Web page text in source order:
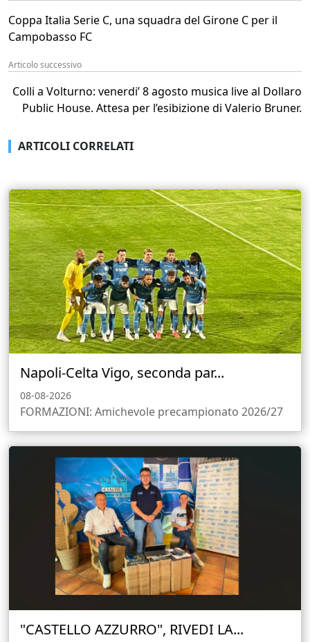
Coppa Italia Serie C, una squadra del Girone C per il
Campobasso FC
Articolo successivo
Colli a Volturno: venerdi’ 8 agosto musica live al Dollaro
Public House. Attesa per l’esibizione di Valerio Bruner.
ARTICOLI CORRELATI
Napoli-Celta Vigo, seconda par...
08-08-2026
FORMAZIONI: Amichevole precampionato 2026/27
"CASTELLO AZZURRO", RIVEDI LA...